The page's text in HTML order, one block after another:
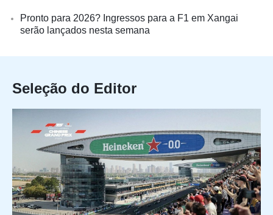
Pronto para 2026? Ingressos para a F1 em Xangai
serão lançados nesta semana
Seleção do Editor